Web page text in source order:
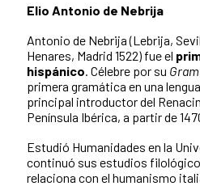
Elio Antonio de Nebrija
Antonio de Nebrija(Lebrija,
Henares, Madrid 1522) fue el
hispánico . Célebre por su
primera gramática en una
principal introductor del
Península Ibérica, a partir de
Estudió Humanidades en la
continuó sus estudios
relaciona con el humanismo